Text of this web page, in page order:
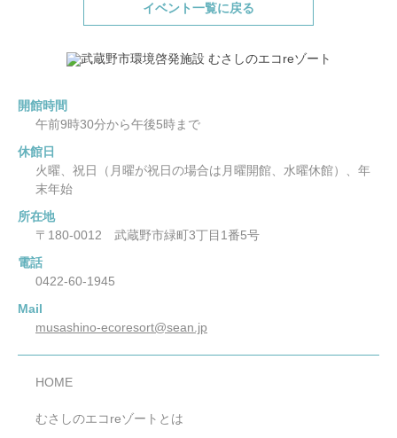
電話番号：0422-60-1945(代表)
休館)、年末年始
イベント一覧に戻る
開館時間
午前9時30分から午後5時まで
休館日
火曜、祝日（月曜が祝日の場合は月曜開館、水曜休館）、年
末年始
所在地
〒180-0012 武蔵野市緑町3丁目1番5号
電話
0422-60-1945
Mail
musashino-ecoresort@sean.jp
HOME
むさしのエコreゾートとは